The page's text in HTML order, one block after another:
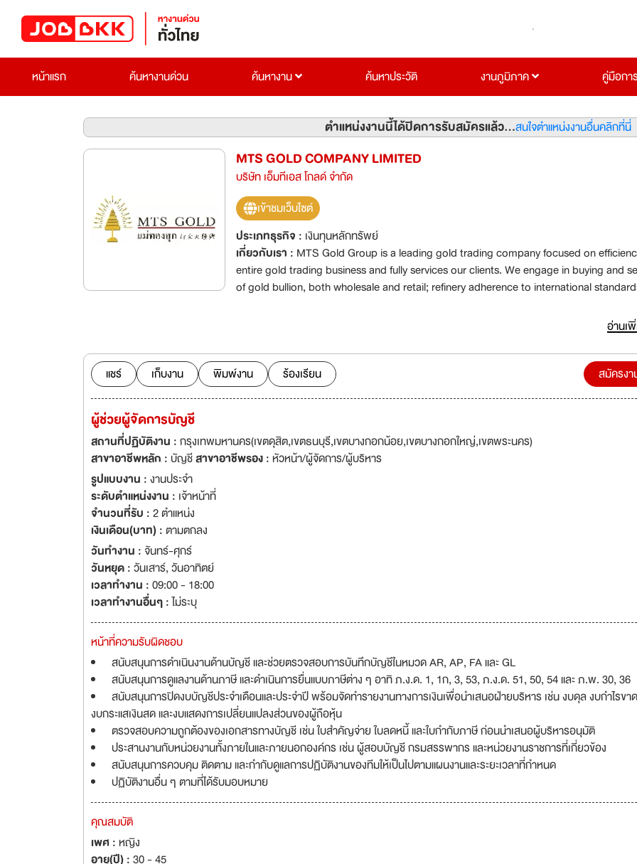
หน้าแรก ค้นหางานด่วน ค้นหางาน ค้นหาประวัติ งานภูมิภาค คู่มือกา
ตำแหน่งงานนี้ได้ปิดการรับสมัครแล้ว...สนใจตำแหน่งงานอื่นคลิกที่นี่
MTS GOLD COMPANY LIMITED
บริษัท เอ็มทีเอส โกลด์ จำกัด
เข้าชมเว็บไซต์
ประเภทธุรกิจ : เงินทุนหลักทรัพย์
เกี่ยวกับเรา : MTS Gold Group is a leading gold trading company focused on
entire gold trading business and fully services our clients. We engage in buying and
of gold bullion, both wholesale and retail; refinery adherence to international
business are including trading 99.99% gold bullion both domestic clients and foreign.
also are a leading silver trading company by imports silver for domestic clients and
to jewelry for export. We have effortlessly been recognized and acknowledged by our
customers through various awards. Some of the these awards are made to MTS
Group, of which MTS Gold Futures is a subsidiary of MTS Gold Group, the derivative
SERVICE EXCELLENCE ดีเลิศ: ทางด้านการบริการ GOLD: GOLD EXPERTISE ผู้เชี่ยวชาญ: ใน
ทองคำ อย่างครบวงจร
อ่านเ
แชร์ เก็บงาน พิมพ์งาน ร้องเรียน สมัครง
ผู้ช่วยผู้จัดการบัญชี
สถานที่ปฏิบัติงาน :กรุงเทพมหานคร(เขตดุสิต,เขตธนบุรี,เขตบางกอกน้อย,เขตบางกอกใหญ่,เขตพระนคร)
สาขาอาชีพหลัก :บัญชีสาขาอาชีพรอง :หัวหน้า/ผู้จัดการ/ผู้บริหาร
รูปแบบงาน :งานประจำ
ระดับตำแหน่งงาน : เจ้าหน้าที่
จำนวนที่รับ :2 ตำแหน่ง
เงินเดือน(บาท) :ตามตกลง
วันทำงาน : จันทร์-ศุกร์
วันหยุด :วันเสาร์,วันอาทิตย์
เวลาทำงาน :09:00 - 18:00
เวลาทำงานอื่นๆ :ไม่ระบุ
หน้าที่ความรับผิดชอบ
สนับสนุนการดำเนินงานด้านบัญชี และช่วยตรวจสอบการบันทึกบัญชีในหมวด AR, AP, FA และ GL
สนับสนุนการดูแลงานด้านภาษี และดำเนินการยื่นแบบภาษีต่าง ๆ อาทิ ภ.ง.ด. 1, 1ก, 3, 53, ภ.ง.ด. 51, 50, 54 และ ภ.พ. 30, 36
สนับสนุนการปิดงบบัญชีประจำเดือนและประจำปี พร้อมจัดทำรายงานทางการเงินเพื่อนำเสนอฝ่ายบริหาร เช่น งบดุล งบกำไรขา
งบกระแสเงินสด และงบแสดงการเปลี่ยนแปลงส่วนของผู้ถือหุ้น
ตรวจสอบความถูกต้องของเอกสารทางบัญชี เช่น ใบสำคัญจ่าย ใบลดหนี้ และใบกำกับภาษี ก่อนนำเสนอผู้บริหารอนุมัติ
ประสานงานกับหน่วยงานทั้งภายในและภายนอกองค์กร เช่น ผู้สอบบัญชี กรมสรรพากร และหน่วยงานราชการที่เกี่ยวข้อง
สนับสนุนการควบคุม ติดตาม และกำกับดูแลการปฏิบัติงานของทีมให้เป็นไปตามแผนงานและระยะเวลาที่กำหนด
ปฏิบัติงานอื่น ๆ ตามที่ได้รับมอบหมาย
คุณสมบัติ
เพศ :หญิง
อายุ(ปี) :30 - 45